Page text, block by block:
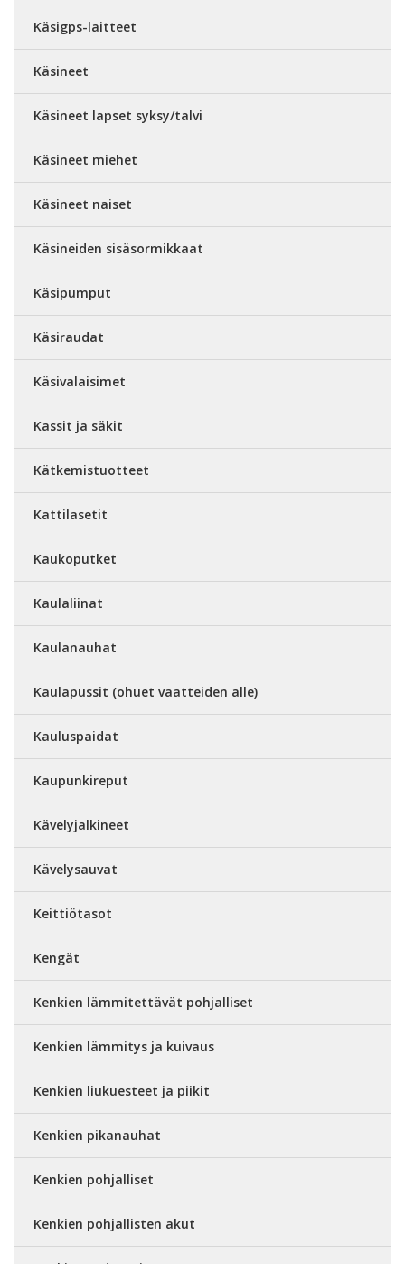
Käsigps-laitteet
Käsineet
Käsineet lapset syksy/talvi
Käsineet miehet
Käsineet naiset
Käsineiden sisäsormikkaat
Käsipumput
Käsiraudat
Käsivalaisimet
Kassit ja säkit
Kätkemistuotteet
Kattilasetit
Kaukoputket
Kaulaliinat
Kaulanauhat
Kaulapussit (ohuet vaatteiden alle)
Kauluspaidat
Kaupunkireput
Kävelyjalkineet
Kävelysauvat
Keittiötasot
Kengät
Kenkien lämmitettävät pohjalliset
Kenkien lämmitys ja kuivaus
Kenkien liukuesteet ja piikit
Kenkien pikanauhat
Kenkien pohjalliset
Kenkien pohjallisten akut